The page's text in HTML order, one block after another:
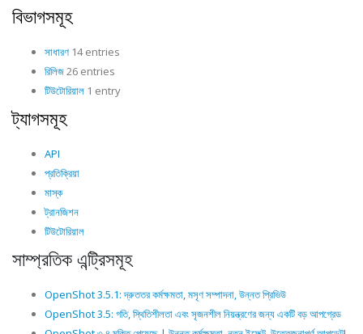
বিভাগসমূহ
সাধারণ 14 entries
রিলিজ26 entries
টিউটোরিয়াল 1 entry
ট্যাগসমূহ
API
প্রতিক্রিয়া
মাস্ক
ট্রানজিশন
টিউটোরিয়াল
সাম্প্রতিক এন্ট্রিসমূহ
OpenShot 3.5.1: দ্রুততর কর্মক্ষমতা, মসৃণ সম্পাদনা, উন্নত প্রিভিউ
OpenShot 3.5: গতি, স্থিতিশীলতা এবং সৃজনশীল নিয়ন্ত্রণের জন্য একটি বড় আপগ্রেড